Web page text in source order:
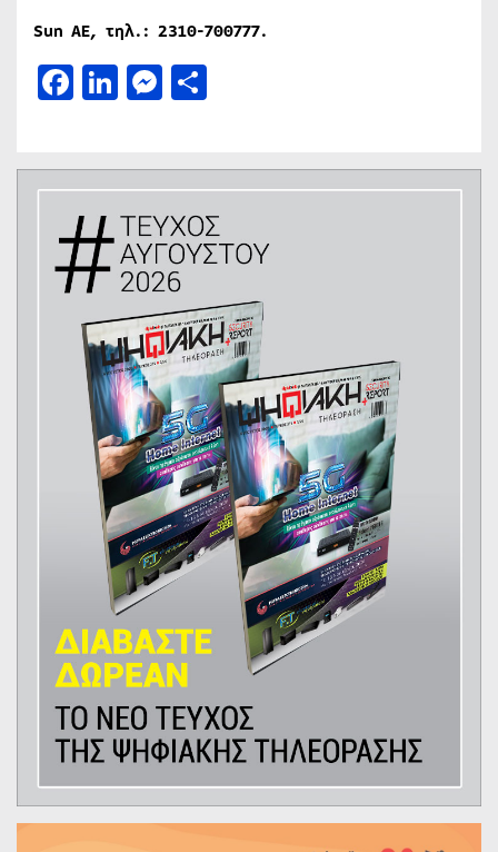
Sun ΑΕ, τηλ.: 2310-700777.
Facebook
LinkedIn
Messenger